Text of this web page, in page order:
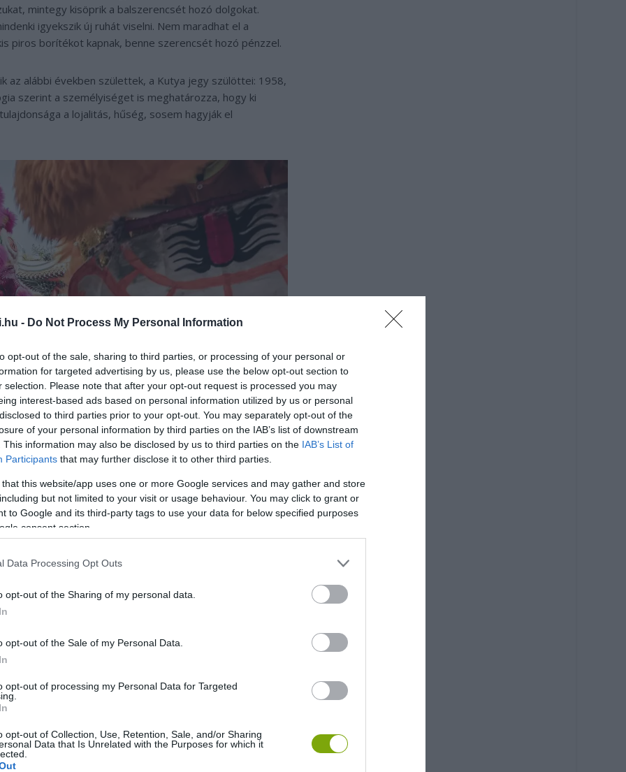
- Do Not Process My Personal Information
opt-out of the sale, sharing to third parties, or processing of your personal or
for targeted advertising by us, please use the below opt-out section to
selection. Please note that after your opt-out request is processed you may
interest-based ads based on personal information utilized by us or personal
to third parties prior to your opt-out. You may separately opt-out of the
of your personal information by third parties on the IAB’s list of downstream
This information may also be disclosed by us to third parties on the IAB’s List of
Participants that may further disclose it to other third parties.
that this website/app uses one or more Google services and may gather and store
but not limited to your visit or usage behaviour. You may click to grant or
to Google and its third-party tags to use your data for below specified purposes
consent section.
Data Processing Opt Outs
opt-out of the Sharing of my personal data.
opt-out of the Sale of my Personal Data.
opt-out of processing my Personal Data for Targeted
opt-out of Collection, Use, Retention, Sale, and/or Sharing
Data that Is Unrelated with the Purposes for which it
mintegy kisöprik a balszerencsét hozó dolgokat.
igyekszik új ruhát viselni. Nem maradhat el a
piros borítékot kapnak, benne szerencsét hozó pénzzel.
az alábbi években születtek, a Kutya jegy szülöttei: 1958,
szerint a személyiséget is meghatározza, hogy ki
a lojalitás, hűség, sosem hagyják el